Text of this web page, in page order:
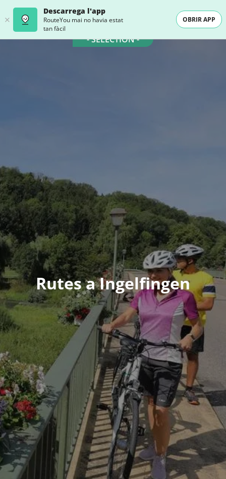
Descarrega l'app
RouteYou mai no havia estat
tan fàcil
OBRIR APP
- SELECTION -
Rutes a Ingelfingen